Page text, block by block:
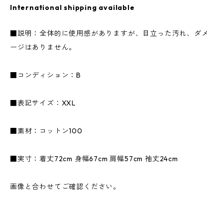
International shipping available
■説明：全体的に使用感がありますが、目立った汚れ、ダメ
ージはありません。
■コンディション：B
■表記サイズ：XXL
■素材：コットン100
■実寸：着丈72cm 身幅67cm 肩幅57cm 袖丈24cm
画像と合わせてご確認ください。